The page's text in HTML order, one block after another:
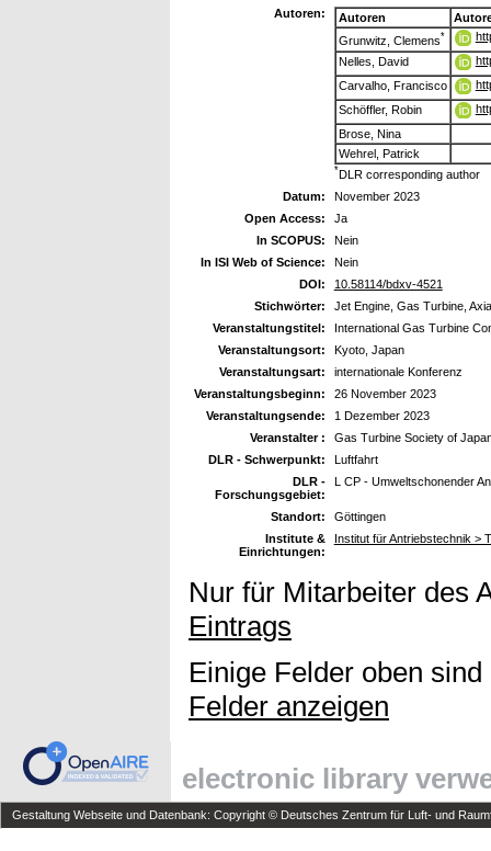
Autoren:
Autoren
Grunwitz, Clemens*
Nelles, David
Carvalho, Francisco
Schöffler, Robin
Brose, Nina
Wehrel, Patrick
*DLR corresponding author
Datum:
November 2023
Open Access:
Ja
In SCOPUS:
Nein
In ISI Web of Science:
Nein
DOI:
10.58114/bdxv-4521
Stichwörter:
Jet Engine, Gas Turbine,
Veranstaltungstitel:
International Gas Turbine
Veranstaltungsort:
Kyoto, Japan
Veranstaltungsart:
internationale Konferenz
Veranstaltungsbeginn:
26 November 2023
Veranstaltungsende:
1 Dezember 2023
Veranstalter :
Gas Turbine Society of
DLR - Schwerpunkt:
Luftfahrt
DLR -
Forschungsgebiet:
L CP - Umweltschonender
Standort:
Göttingen
Institute &
Einrichtungen:
Institut für Antriebstechnik >
Nur für Mitarbeiter des
Eintrags
Einige Felder oben
Felder anzeigen
electronic library
Gestaltung Webseite und Datenbank: Copyright © Deutsches Zentrum für Luft- und